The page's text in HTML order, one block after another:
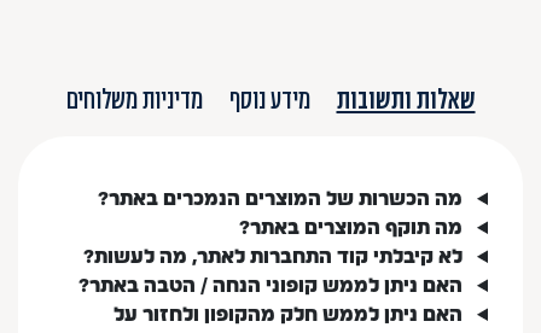
שאלות ותשובות מידע נוסף מדיניות משלוחים
מה הכשרות של המוצרים הנמכרים באתר?
מה תוקף המוצרים באתר?
לא קיבלתי קוד התחברות לאתר, מה לעשות?
האם ניתן לממש קופוני הנחה / הטבה באתר?
האם ניתן לממש חלק מהקופון ולחזור על